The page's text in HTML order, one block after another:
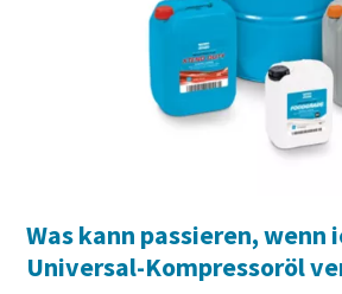
Was kann passieren, wenn
Universal-Kompressoröl